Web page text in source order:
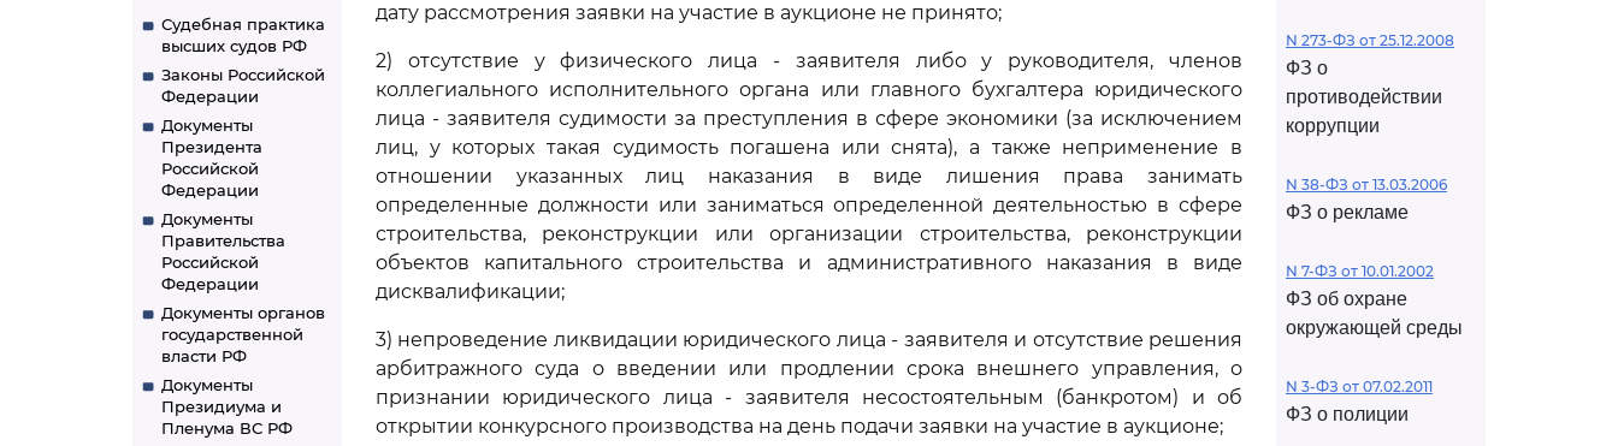
Судебная практика
высших судов РФ
Законы Российской
Федерации
Документы
Президента
Российской
Федерации
Документы
Правительства
Российской
Федерации
Документы органов
государственной
власти РФ
Документы
Президиума и
Пленума ВС РФ
дату рассмотрения заявки на участие в аукционе не принято;
2) отсутствие у физического лица - заявителя либо у руководителя, членов
коллегиального исполнительного органа или главного бухгалтера юридического
лица - заявителя судимости за преступления в сфере экономики (за исключением
лиц, у которых такая судимость погашена или снята), а также неприменение в
отношении указанных лиц наказания в виде лишения права занимать
определенные должности или заниматься определенной деятельностью в сфере
строительства, реконструкции или организации строительства, реконструкции
объектов капитального строительства и административного наказания в виде
дисквалификации;
3) непроведение ликвидации юридического лица - заявителя и отсутствие решения
арбитражного суда о введении или продлении срока внешнего управления, о
признании юридического лица - заявителя несостоятельным (банкротом) и об
открытии конкурсного производства на день подачи заявки на участие в аукционе;
N 273-ФЗ от 25.12.2008
ФЗ о
противодействии
коррупции
N 38-ФЗ от 13.03.2006
ФЗ о рекламе
N 7-ФЗ от 10.01.2002
ФЗ об охране
окружающей среды
N 3-ФЗ от 07.02.2011
ФЗ о полиции